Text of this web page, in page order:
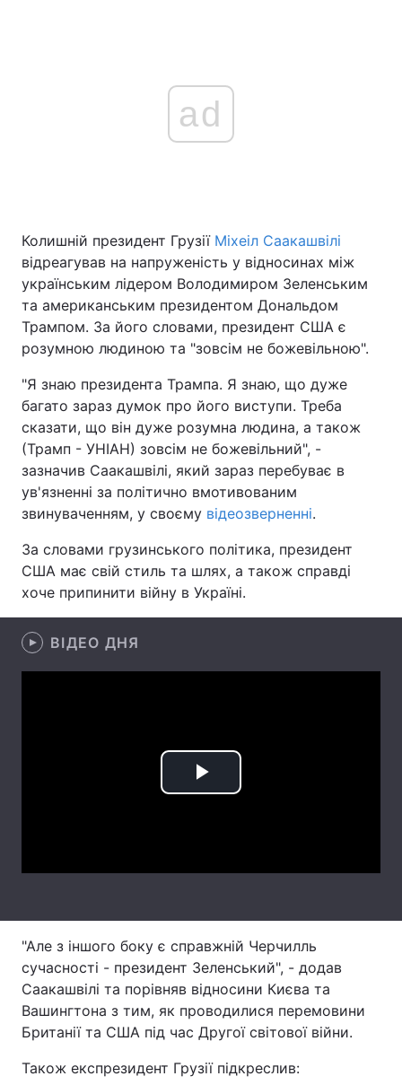
Економіка Світ
Спорт Наука
Техно і зв'язок Лайт
Здоров'я Туризм
Цікавинки Погода
Екологія Регіони
Лонгріди
Відео з Youtube Статті
Інтерв'ю Думки
Архів
Тема оформлення
ad
Колишній президент Грузії Міхеіл Саакашвілі
відреагував на напруженість у відносинах між
українським лідером Володимиром Зеленським
та американським президентом Дональдом
Трампом. За його словами, президент США є
розумною людиною та "зовсім не божевільною".
"Я знаю президента Трампа. Я знаю, що дуже
багато зараз думок про його виступи. Треба
сказати, що він дуже розумна людина, а також
(Трамп - УНІАН) зовсім не божевільний", -
зазначив Саакашвілі, який зараз перебуває в
ув'язненні за політично вмотивованим
звинуваченням, у своєму відеозверненні.
За словами грузинського політика, президент
США має свій стиль та шлях, а також справді
хоче припинити війну в Україні.
ВІДЕО ДНЯ
Play
"Але з іншого боку є справжній Черчилль
сучасності - президент Зеленський", - додав
Саакашвілі та порівняв відносини Києва та
Вашингтона з тим, як проводилися перемовини
Британії та США під час Другої світової війни.
Також експрезидент Грузії підкреслив: